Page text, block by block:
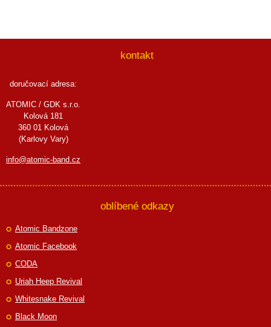
kontakt
doručovací adresa:
ATOMIC / GDK s.r.o.
Kolová 181
360 01 Kolová
(Karlovy Vary)
info@atomic-band.cz
oblíbené odkazy
Atomic Bandzone
Atomic Facebook
CODA
Uriah Heep Revival
Whitesnake Revival
Black Moon